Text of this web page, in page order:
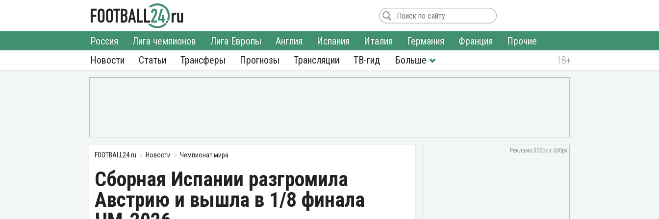
Новости
Россия Лига чемпионов Лига Европы Англия Испания Италия Германия Франция
Прочие
Статьи
Трансферы Прогнозы Трансляции ТВ-гид
FOOTBALL24.ru Новости Чемпионат мира
Сборная Испании разгромила
Австрию и вышла в 1/8 финала